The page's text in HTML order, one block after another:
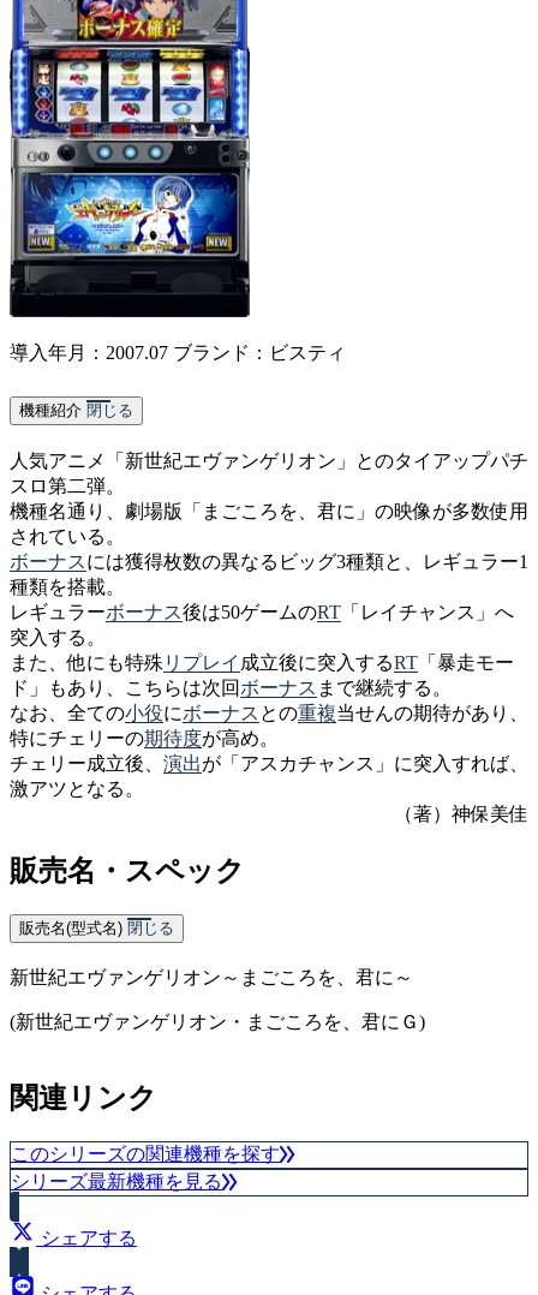
導入年月：2007.07 ブランド：ビスティ
機種紹介 閉じる
人気アニメ「新世紀エヴァンゲリオン」とのタイアップパチ
スロ第二弾。
機種名通り、劇場版「まごころを、君に」の映像が多数使用
されている。
ボーナスには獲得枚数の異なるビッグ3種類と、レギュラー1
種類を搭載。
レギュラーボーナス後は50ゲームのRT 「レイチャンス」へ
突入する。
また、他にも特殊 リプレイ 成立後に突入するRT 「暴走モー
ド」もあり、こちらは次回 ボーナス まで継続する。
なお、全ての小役にボーナス との重複当せんの期待があり、
特にチェリーの期待度が高め。
チェリー成立後、 演出が「アスカチャンス」に突入すれば、
激アツとなる。
（著）神保美佳
販売名・スペック
販売名(型式名) 閉じる
新世紀エヴァンゲリオン～まごころを、君に～
(新世紀エヴァンゲリオン・まごころを、君にＧ)
関連リンク
このシリーズの関連機種を探す
シリーズ最新機種を見る
シェアする